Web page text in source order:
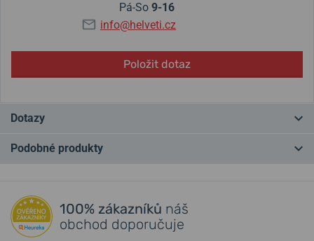
Pá-So 9-16
info@helveti.cz
Položit dotaz
Dotazy
Přidat dotaz
Podobné produkty
100% zákazníků náš
obchod doporučuje